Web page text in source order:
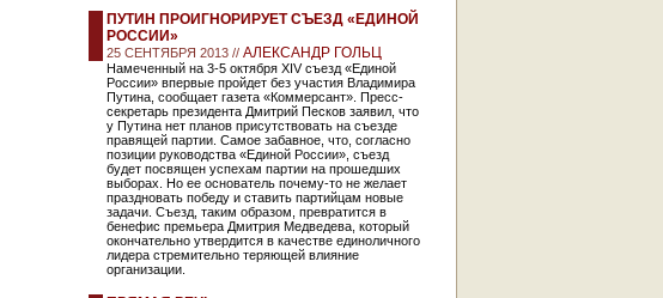
ПУТИН ПРОИГНОРИРУЕТ СЪЕЗД «ЕДИНОЙ
РОССИИ»
25 СЕНТЯБРЯ 2013 // АЛЕКСАНДР ГОЛЬЦ
Намеченный на 3-5 октября XIV съезд «Единой
России» впервые пройдет без участия Владимира
Путина, сообщает газета «Коммерсант». Пресс-
секретарь президента Дмитрий Песков заявил, что
у Путина нет планов присутствовать на съезде
правящей партии. Самое забавное, что, согласно
позиции руководства «Единой России», съезд
будет посвящен успехам партии на прошедших
выборах. Но ее основатель почему-то не желает
праздновать победу и ставить партийцам новые
задачи. Съезд, таким образом, превратится в
бенефис премьера Дмитрия Медведева, который
окончательно утвердится в качестве единоличного
лидера стремительно теряющей влияние
организации.